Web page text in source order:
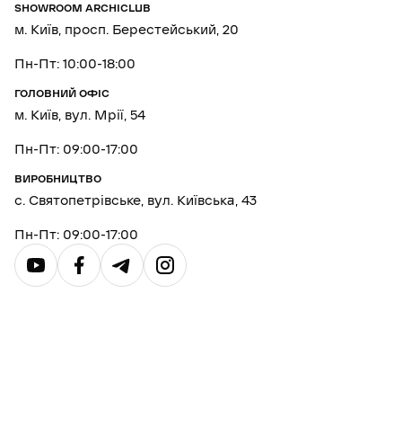
SHOWROOM ARCHICLUB
м. Київ, просп. Берестейський, 20
Пн-Пт: 10:00-18:00
ГОЛОВНИЙ ОФІС
м. Київ, вул. Мрії, 54
Пн-Пт: 09:00-17:00
ВИРОБНИЦТВО
с. Святопетрівське, вул. Київська, 43
Пн-Пт: 09:00-17:00